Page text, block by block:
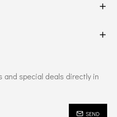
special deals directly in
SEND